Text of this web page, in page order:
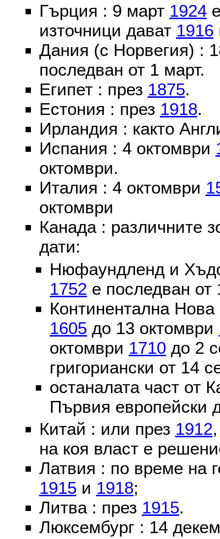
Гърция : 9 март 1924е
източници дават 1916
Дания (с Норвегия) :
последван от 1 март.
Египет : през 1875.
Естония : през 1918.
Ирландия : както
Испания : 4 октомври
октомври.
Италия : 4 октомври
октомври
Канада : различните
дати:
Нюфаундленд и
1752 е последван от
Континентална
1605 до 13 октомври
октомври 1710 до 2
григориански от 14
останалата част от
Първия европейски
Китай : или през 1912
на коя власт е
Латвия : по време на
1915 и 1918;
Литва : през 1915.
Люксембург : 14